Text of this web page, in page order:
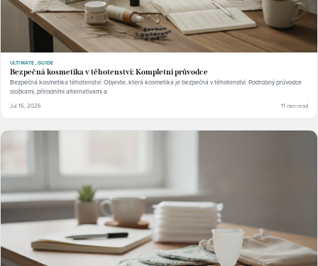
ULTIMATE_GUIDE
Bezpečná kosmetika v těhotenství: Kompletní průvodce
Bezpečná kosmetika těhotenství: Objevte, která kosmetika je bezpečná v těhotenství. Podrobný průvodce
složkami, přírodními alternativami a.
Jul 16, 2026 11 min read